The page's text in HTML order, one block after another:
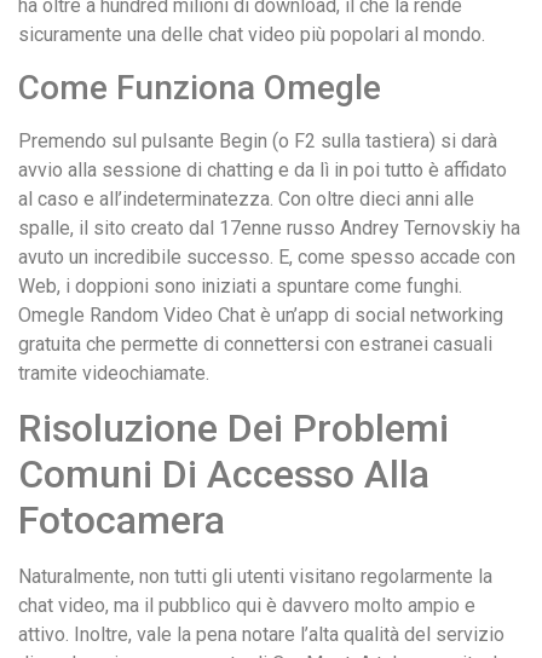
ha oltre a hundred milioni di download, il che la rende
sicuramente una delle chat video più popolari al mondo.
Come Funziona Omegle
Premendo sul pulsante Begin (o F2 sulla tastiera) si darà
avvio alla sessione di chatting e da lì in poi tutto è affidato
al caso e all’indeterminatezza. Con oltre dieci anni alle
spalle, il sito creato dal 17enne russo Andrey Ternovskiy ha
avuto un incredibile successo. E, come spesso accade con
Web, i doppioni sono iniziati a spuntare come funghi.
Omegle Random Video Chat è un’app di social networking
gratuita che permette di connettersi con estranei casuali
tramite videochiamate.
Risoluzione Dei Problemi
Comuni Di Accesso Alla
Fotocamera
Naturalmente, non tutti gli utenti visitano regolarmente la
chat video, ma il pubblico qui è davvero molto ampio e
attivo. Inoltre, vale la pena notare l’alta qualità del servizio